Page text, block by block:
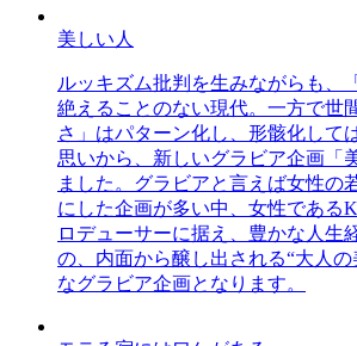
美しい人
ルッキズム批判を生みながらも、
絶えることのない現代。一方で世
さ」はパターン化し、形骸化して
思いから、新しいグラビア企画「
ました。グラビアと言えば女性の
にした企画が多い中、女性である
ロデューサーに据え、豊かな人生
の、内面から醸し出される“大人の
なグラビア企画となります。